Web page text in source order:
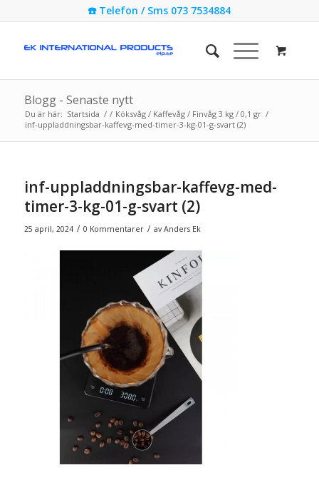
☎️ Telefon / Sms 073 7534884
Blogg - Senaste nytt
Du är här: Startsida / / Köksvåg / Kaffevåg / Finvåg 3 kg / 0,1 gr /
inf-uppladdningsbar-kaffevg-med-timer-3-kg-01-g-svart (2)
inf-uppladdningsbar-kaffevg-med-
timer-3-kg-01-g-svart (2)
25 april, 2024 / 0 Kommentarer / av Anders Ek